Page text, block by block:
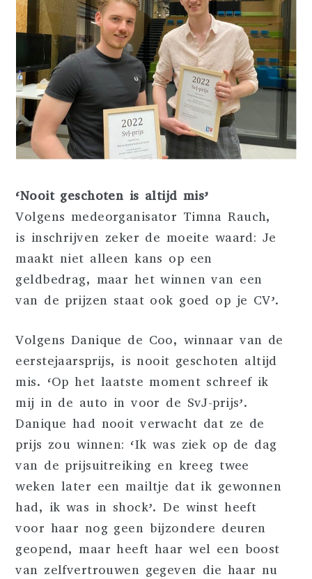
‘Nooit geschoten is altijd mis’
Volgens medeorganisator Timna Rauch,
is inschrijven zeker de moeite waard: Je
maakt niet alleen kans op een
geldbedrag, maar het winnen van een
van de prijzen staat ook goed op je CV’.
Volgens Danique de Coo, winnaar van de
eerstejaarsprijs, is nooit geschoten altijd
mis. ‘Op het laatste moment schreef ik
mij in de auto in voor de SvJ-prijs’.
Danique had nooit verwacht dat ze de
prijs zou winnen: ‘Ik was ziek op de dag
van de prijsuitreiking en kreeg twee
weken later een mailtje dat ik gewonnen
had, ik was in shock’. De winst heeft
voor haar nog geen bijzondere deuren
geopend, maar heeft haar wel een boost
van zelfvertrouwen gegeven die haar nu